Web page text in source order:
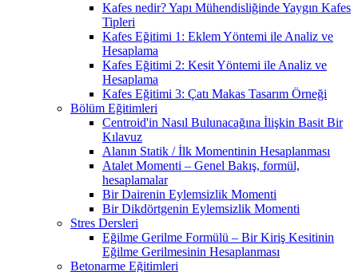
Kafes nedir? Yapı Mühendisliğinde Yaygın Kafes
Tipleri
Kafes Eğitimi 1: Eklem Yöntemi ile Analiz ve
Hesaplama
Kafes Eğitimi 2: Kesit Yöntemi ile Analiz ve
Hesaplama
Kafes Eğitimi 3: Çatı Makas Tasarım Örneği
Bölüm Eğitimleri
Centroid'in Nasıl Bulunacağına İlişkin Basit Bir
Kılavuz
Alanın Statik / İlk Momentinin Hesaplanması
Atalet Momenti – Genel Bakış, formül,
hesaplamalar
Bir Dairenin Eylemsizlik Momenti
Bir Dikdörtgenin Eylemsizlik Momenti
Stres Dersleri
Eğilme Gerilme Formülü – Bir Kiriş Kesitinin
Eğilme Gerilmesinin Hesaplanması
Betonarme Eğitimleri